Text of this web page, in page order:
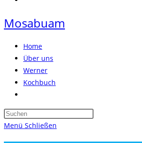
Mosabuam
Home
Über uns
Werner
Kochbuch
umschalten
Press
Menü Schließen